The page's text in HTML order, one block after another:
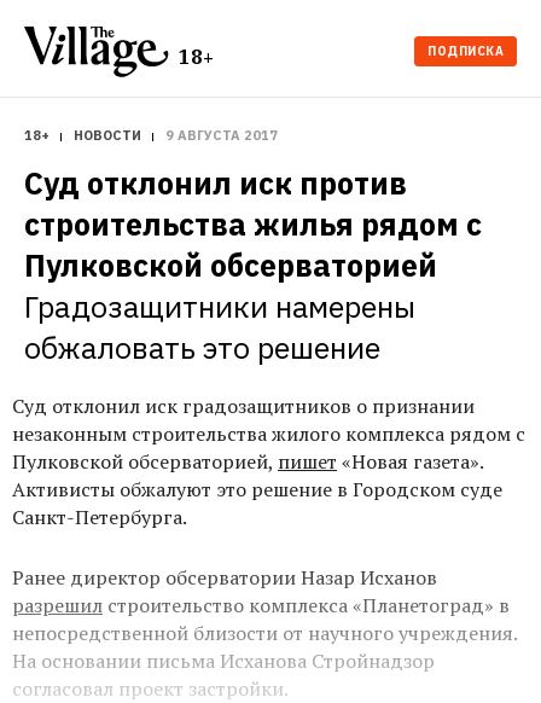
18+ ПОДПИСКА
18+ НОВОСТИ 9 АВГУСТА 2017
Суд отклонил иск против
строительства жилья рядом с
Пулковской обсерваторией
Градозащитники намерены
обжаловать это решение
Суд отклонил иск градозащитников о признании
незаконным строительства жилого комплекса рядом с
Пулковской обсерваторией, пишет «Новая газета».
Активисты обжалуют это решение в Городском суде
Санкт-Петербурга.
Ранее директор обсерватории Назар Исханов
разрешил строительство комплекса «Планетоград» в
непосредственной близости от научного учреждения.
На основании письма Исханова Стройнадзор
согласовал проект застройки.